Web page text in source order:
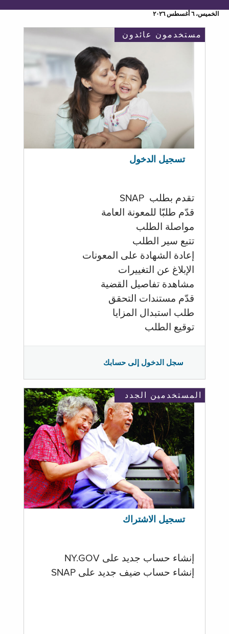
الخميس، ٦ أغسطس ٢٠٢٦
مستخدمون عائدون
تسجيل الدخول
تقدم بطلب SNAP
قدّم طلبّا للمعونة العامة
مواصلة الطلب
تتبع سير الطلب
إعادة الشهادة على المعونات
الإبلاغ عن التغييرات
مشاهدة تفاصيل القضية
قدّم مستندات التحقق
طلب استبدال المزايا
توقيع الطلب
سجل الدخول إلى حسابك
المستخدمين الجدد
تسجيل الاشتراك
إنشاء حساب جديد على NY.GOV
إنشاء حساب ضيف جديد على SNAP